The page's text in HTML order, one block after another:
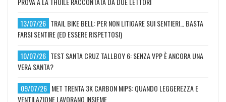
13/07/26 TRAIL BIKE BELL: PER NON LITIGARE SUI SENTIERI… BASTA
FARSI SENTIRE (ED ESSERE RISPETTOSI)
10/07/26 TEST SANTA CRUZ TALLBOY 6: SENZA VPP È ANCORA UNA
VERA SANTA?
09/07/26 MET TRENTA 3K CARBON MIPS: QUANDO LEGGEREZZA E
VENTILAZIONE LAVORANO INSIEME